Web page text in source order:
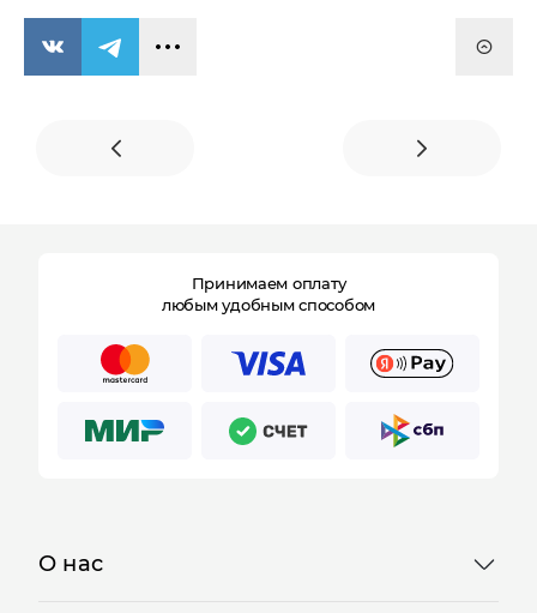
Принимаем оплату
любым удобным способом
О нас
Отправляя форму, Вы принимаете